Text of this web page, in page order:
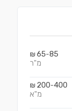
65-85
₪
מ"ר
200-400
₪
מ"א